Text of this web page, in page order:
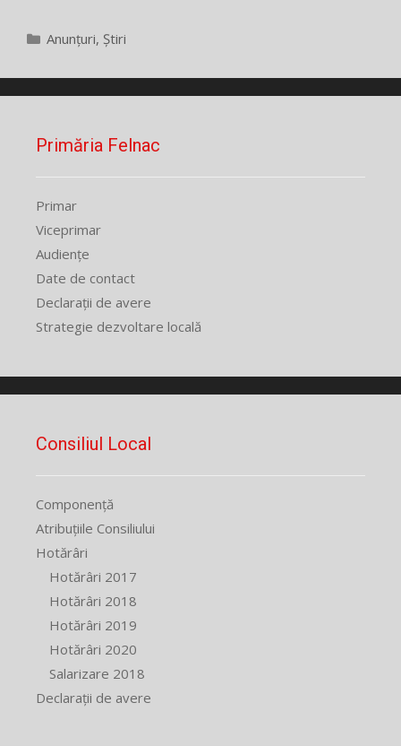
Categorii
Anunțuri, Știri
Primăria Felnac
Primar
Viceprimar
Audiențe
Date de contact
Declarații de avere
Strategie dezvoltare locală
Consiliul Local
Componență
Atribuțiile Consiliului
Hotărâri
Hotărâri 2017
Hotărâri 2018
Hotărâri 2019
Hotărâri 2020
Salarizare 2018
Declarații de avere